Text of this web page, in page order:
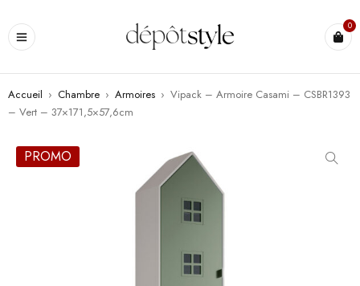
0
Accueil › Chambre › Armoires › Vipack – Armoire Casami – CSBR1393
– Vert – 37×171,5×57,6cm
PROMO